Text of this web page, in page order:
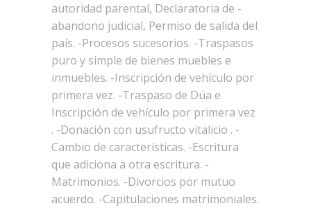
autoridad parental, Declaratoria de -
abandono judicial, Permiso de salida del
país. -Procesos sucesorios. -Traspasos
puro y simple de bienes muebles e
inmuebles. -Inscripción de vehículo por
primera vez. -Traspaso de Dúa e
Inscripción de vehículo por primera vez
. -Donación con usufructo vitalicio . -
Cambio de características. -Escritura
que adiciona a otra escritura. -
Matrimonios. -Divorcios por mutuo
acuerdo. -Capitulaciones matrimoniales.